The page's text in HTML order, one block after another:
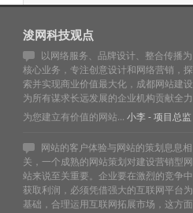
浚网科技观点
以网络服务、品牌设计、整合传播为
核心业务，专注创意设计和网络营销，探
索并实现商业价值最大化，成都网站建设
为所有谋求长远发展的企业机构贡献全力
为您建立有价值的网站... 小李- 项目总监
网站的客户体验与网站的策划息息相
关，一个成熟的网站策划对建设营销型网
站来说至关重要。企业要在激烈的竞争中
获取利润，必须凭借强大的互联网平台为
基础，合理运用互联网拓展市场，这方面